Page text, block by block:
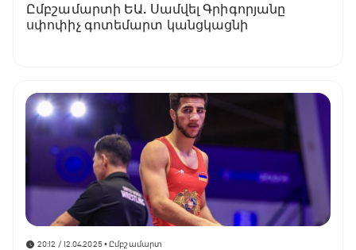
Ըմբշամարտի ԵԱ. Սամվել Գրիգորյանը
սփոփիչ գոտեմարտ կանցկացնի
20:12 / 12.04.2025• Ըմբշամարտ